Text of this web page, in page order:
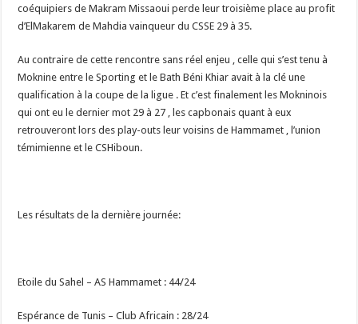
coéquipiers de Makram Missaoui perde leur troisième place au profit
d’ElMakarem de Mahdia vainqueur du CSSE 29 à 35.
Au contraire de cette rencontre sans réel enjeu , celle qui s’est tenu à
Moknine entre le Sporting et le Bath Béni Khiar avait à la clé une
qualification à la coupe de la ligue . Et c’est finalement les Mokninois
qui ont eu le dernier mot 29 à 27 , les capbonais quant à eux
retrouveront lors des play-outs leur voisins de Hammamet , l’union
témimienne et le CSHiboun.
Les résultats de la dernière journée:
Etoile du Sahel – AS Hammamet : 44/24
Espérance de Tunis – Club Africain : 28/24